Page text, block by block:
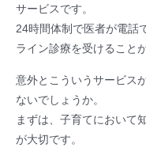
サービスです。
24時間体制で医者が電話
ライン診療を受けること
意外とこういうサービス
ないでしょうか。
まずは、子育てにおいて
が大切です。